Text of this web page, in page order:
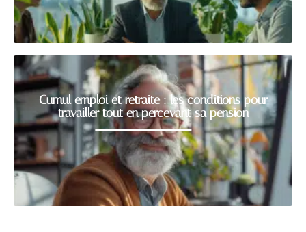
Cumul emploi et retraite : les conditions pour
travailler tout en percevant sa pension